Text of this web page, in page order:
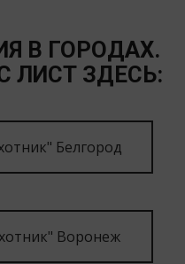
В ГОРОДАХ.
ЛИСТ ЗДЕСЬ:
Белгород
Воронеж